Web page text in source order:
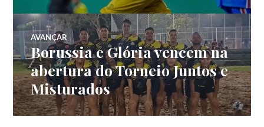
AVANÇAR
Borussia e Glória vencem na
abertura do Torneio Juntos e
Misturados